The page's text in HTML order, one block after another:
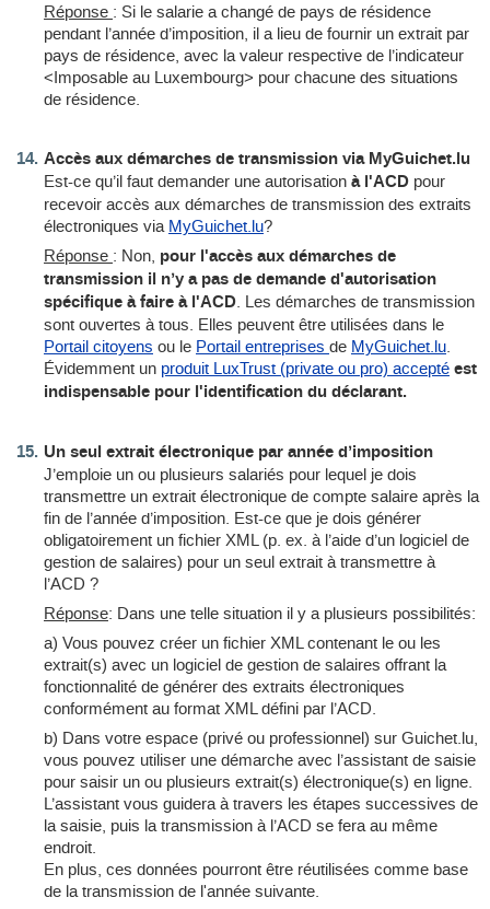
Réponse : Si le salarie a changé de pays de résidence
pendant l’année d’imposition, il a lieu de fournir un extrait par
pays de résidence, avec la valeur respective de l’indicateur
<Imposable au Luxembourg> pour chacune des situations
de résidence.
Accès aux démarches de transmission via MyGuichet.lu
Est-ce qu’il faut demander une autorisation à l'ACD pour
recevoir accès aux démarches de transmission des extraits
électroniques via MyGuichet.lu?
Réponse : Non, pour l'accès aux démarches de
transmission il n’y a pas de demande d'autorisation
spécifique à faire à l'ACD. Les démarches de transmission
sont ouvertes à tous. Elles peuvent être utilisées dans le
Portail citoyens ou le Portail entreprises de MyGuichet.lu.
Évidemment un produit LuxTrust (private ou pro) accepté est
indispensable pour l'identification du déclarant.
Un seul extrait électronique par année d’imposition
J’emploie un ou plusieurs salariés pour lequel je dois
transmettre un extrait électronique de compte salaire après la
fin de l’année d’imposition. Est-ce que je dois générer
obligatoirement un fichier XML (p. ex. à l’aide d’un logiciel de
gestion de salaires) pour un seul extrait à transmettre à
l’ACD ?
Réponse: Dans une telle situation il y a plusieurs possibilités:
a) Vous pouvez créer un fichier XML contenant le ou les
extrait(s) avec un logiciel de gestion de salaires offrant la
fonctionnalité de générer des extraits électroniques
conformément au format XML défini par l’ACD.
b) Dans votre espace (privé ou professionnel) sur Guichet.lu,
vous pouvez utiliser une démarche avec l’assistant de saisie
pour saisir un ou plusieurs extrait(s) électronique(s) en ligne.
L’assistant vous guidera à travers les étapes successives de
la saisie, puis la transmission à l’ACD se fera au même
endroit.
En plus, ces données pourront être réutilisées comme base
de la transmission de l'année suivante.